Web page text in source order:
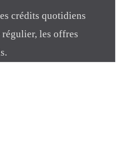
crédits quotidiens
régulier, les offres